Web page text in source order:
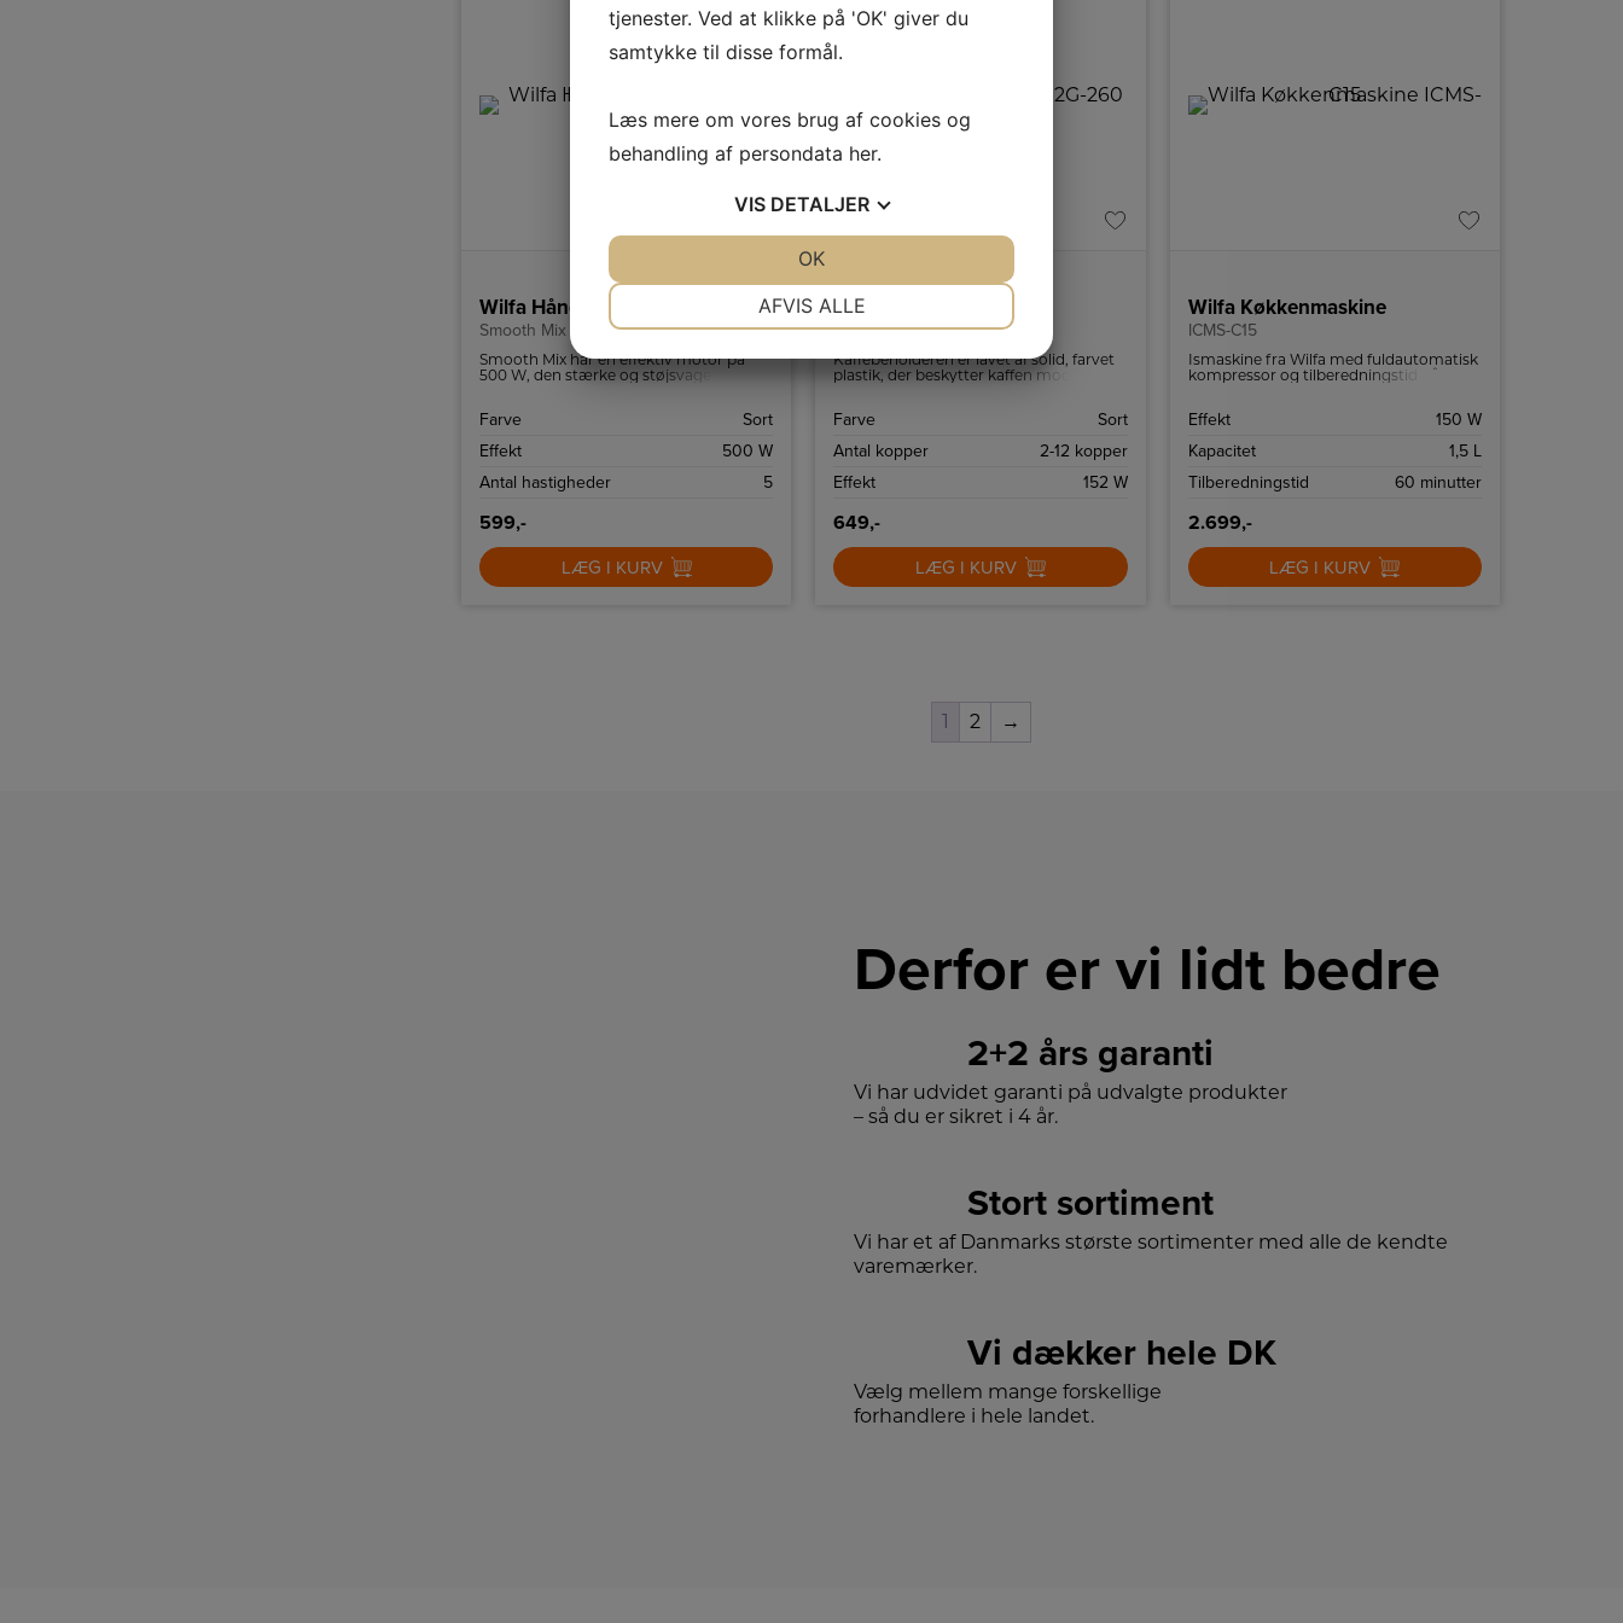
Wilfa Håndmikser
Smooth Mix HM1B-500
Smooth Mix har en effektiv motor på
500 W, den stærke og støjsvage motor
Farve
Sort
Effekt
500 W
Antal hastigheder
5
599,-
LÆG I KURV
Wilfa Kaffekværn Daily
CG2G-260
Kaffebeholderen er lavet af solid, farvet
plastik, der beskytter kaffen mod sollys
Farve
Sort
Antal kopper
2-12 kopper
Effekt
152 W
649,-
LÆG I KURV
Wilfa Køkkenmaskine
ICMS-C15
Ismaskine fra Wilfa med fuldautomatisk
kompressor og tilberedningstid på kun
Effekt
150 W
Kapacitet
1,5 L
Tilberedningstid
60 minutter
2.699,-
LÆG I KURV
1 2 →
Derfor er vi lidt bedre
2+2 års garanti
Vi har udvidet garanti på udvalgte produkter
– så du er sikret i 4 år.
Stort sortiment
Vi har et af Danmarks største sortimenter med alle de kendte
varemærker.
Vi dækker hele DK
Vælg mellem mange forskellige
forhandlere i hele landet.
tjenester. Ved at klikke på 'OK' giver du
samtykke til disse formål.
Læs mere om vores brug af cookies og
behandling af persondata her.
VIS DETALJER
MARKETING STATISTIK
AFVIS ALLE
OK